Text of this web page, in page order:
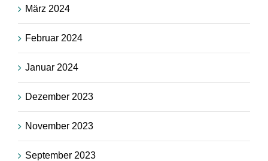
März 2024
Februar 2024
Januar 2024
Dezember 2023
November 2023
September 2023